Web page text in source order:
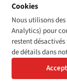
© 2026 Disability World.
Deutsch
Cookies
Nous utilisons
Analytics) pour
restent
de détails dans